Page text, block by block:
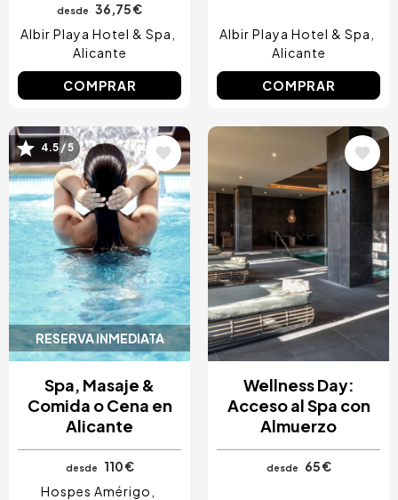
desde
36,75 €
Albir Playa Hotel & Spa
Alicante
COMPRAR
Albir Playa Hotel & Spa
Alicante
COMPRAR
RESERVA INMEDIATA
Image
4.5 / 5
Spa, Masaje &
Comida o Cena en
Alicante
desde
110 €
Hospes Amérigo
Image
Wellness Day:
Acceso al Spa con
Almuerzo
desde 65 €